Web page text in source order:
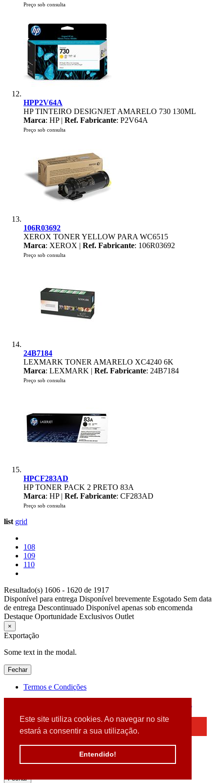
Este site utiliza cookies. Ao navegar no site
estará a consentir a sua utilização.
Entendido!
Preço sob consulta
HPP2V64A
HP TINTEIRO DESIGNJET AMARELO 730 130ML
Marca: HP | Ref. Fabricante: P2V64A
Preço sob consulta
106R03692
XEROX TONER YELLOW PARA WC6515
Marca: XEROX | Ref. Fabricante: 106R03692
Preço sob consulta
24B7184
LEXMARK TONER AMARELO XC4240 6K
Marca: LEXMARK | Ref. Fabricante: 24B7184
Preço sob consulta
HPCF283AD
HP TONER PACK 2 PRETO 83A
Marca: HP | Ref. Fabricante: CF283AD
Preço sob consulta
list grid
108
109
110
Resultado(s) 1606 - 1620 de 1917
Disponível para entrega Disponível brevemente Esgotado Sem data
de entrega Descontinuado Disponível apenas sob encomenda
Destaque Oportunidade Exclusivos Outlet
×
Exportação
Some text in the modal.
Fechar
Termos e Condições
Detectamos que está a usar um browser desatualizado
Por favor, atualize o seu browser
para garantir uma melhor experiência.
Fechar